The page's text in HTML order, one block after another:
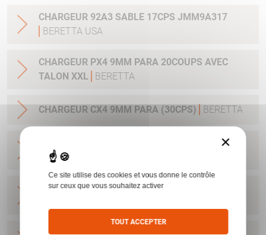
CHARGEUR 92A3 SABLE 17CPS JMM9A317
BERETTA USA
CHARGEUR PX4 9MM PARA 20COUPS AVEC
TALON XXL
BERETTA
CHARGEUR CX4 9MM PARA (30CPS) BERETTA
CHARGEUR NANO 9PARA/6CPS UD5A0910
BERETTA USA
CHARGEUR NANO 9PARA/8CPS E00635
×
Ce site utilise des cookies et vous donne le contrôle
sur ceux que vous souhaitez activer
TOUT ACCEPTER